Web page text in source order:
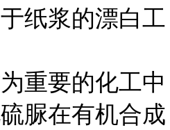
纸浆的漂白工
为重要的化工中
脲在有机合成